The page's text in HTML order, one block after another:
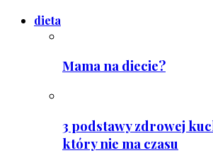
dieta
Mama na diecie?
3 podstawy zdrowej
który nie ma czasu